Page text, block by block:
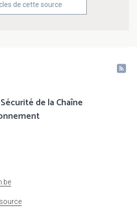
de cette source
de la Chaîne